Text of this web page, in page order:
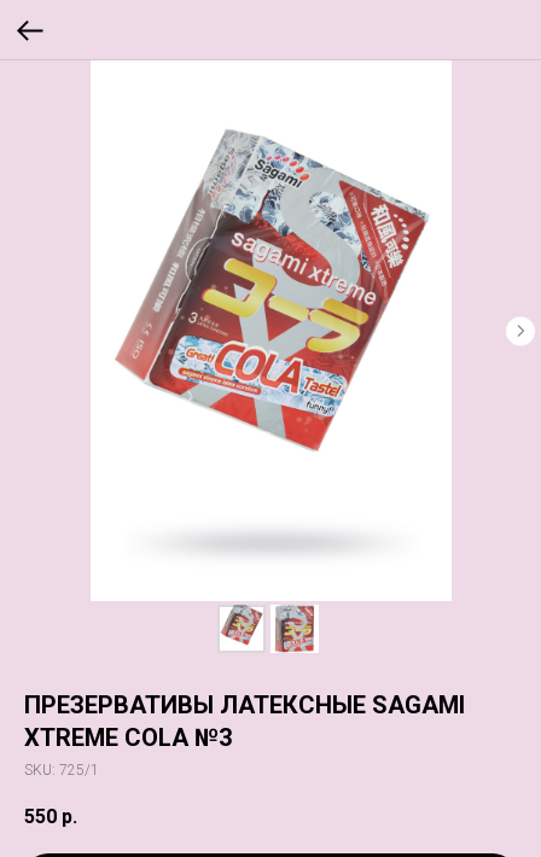
ПРЕЗЕРВАТИВЫ ЛАТЕКСНЫЕ SAGAMI
XTREME COLA №3
SKU: 725/1
550 р.